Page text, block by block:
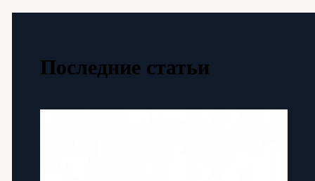
Последние статьи